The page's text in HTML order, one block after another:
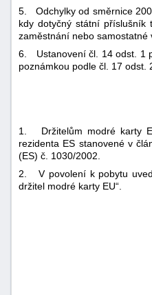
5. Odchylky od směrnice
kdy dotyčný státní příslušník
zaměstnání nebo samostatné
6. Ustanovení čl. 14 odst. 1
poznámkou podle čl. 17 odst.
1. Držitelům modré karty
rezidenta ES stanovené v
(ES) č. 1030/2002.
2. V povolení k pobytu
držitel modré karty EU“.